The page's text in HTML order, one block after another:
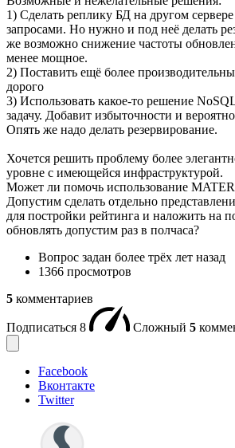
1) Сделать реплику БД на другом
запросами. Но нужно и под неё делать
же возможно снижение частоты
менее мощное.
2) Поставить ещё более
дорого
3) Использовать какое-то решение
задачу. Добавит избыточности и
Опять же надо делать резервирование.
Хочется решить проблему более
уровне с имеющейся инфраструктурой.
Может ли помочь использование
Допустим сделать отдельно
для постройки рейтинга и наложить на
обновлять допустим раз в полчаса?
Вопрос задан более трёх лет назад
1366 просмотров
5 комментариев
Подписаться 8 Сложный 5
Facebook
Вконтакте
Twitter